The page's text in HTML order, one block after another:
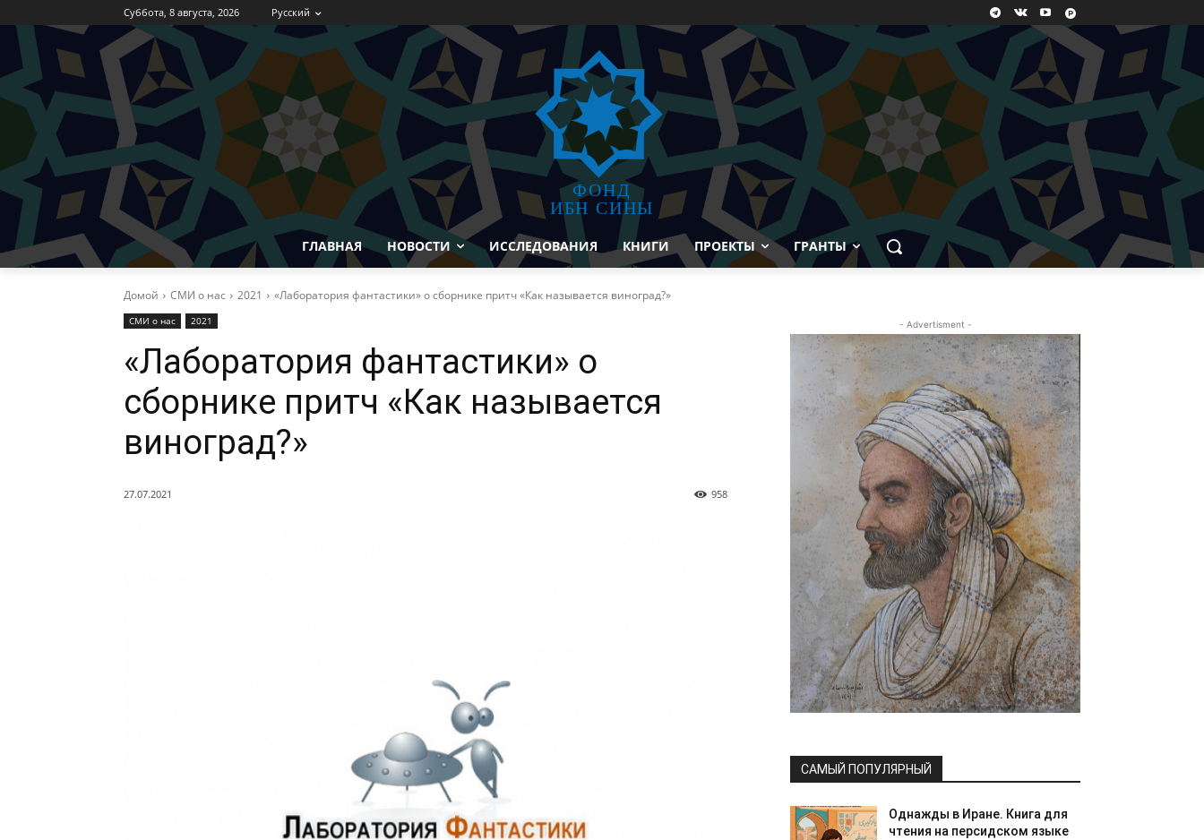
Суббота, 8 августа, 2026 Русский
ФОНД
ИБН СИНЫ
ГЛАВНАЯ НОВОСТИ ИССЛЕДОВАНИЯ КНИГИ ПРОЕКТЫ ГРАНТЫ
Домой СМИ о нас 2021 «Лаборатория фантастики» о сборнике притч «Как называется виноград?»
СМИ о нас 2021
«Лаборатория фантастики» о
сборнике притч «Как называется
виноград?»
27.07.2021 958
- Advertisment -
САМЫЙ ПОПУЛЯРНЫЙ
Однажды в Иране. Книга для
чтения на персидском языке